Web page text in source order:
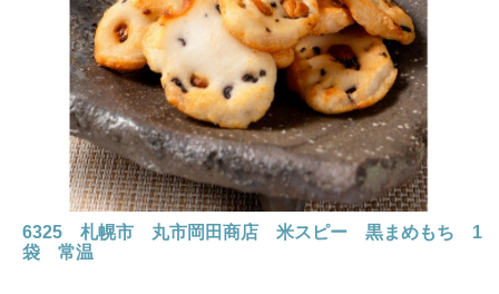
6325 札幌市 丸市岡田商店 米スピー 黒まめもち 1
袋 常温